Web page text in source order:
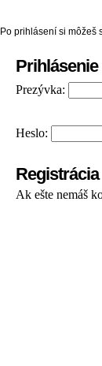
Po prihlásení si môžeš
Prihlásenie
Prezývka:
Heslo:
Registrácia
Ak ešte nemáš